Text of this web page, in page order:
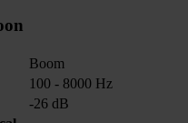
Boom
100 - 8000 Hz
-26 dB